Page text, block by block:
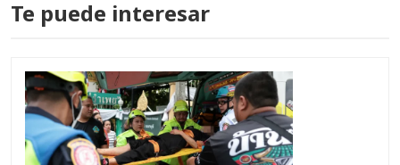
Te puede interesar